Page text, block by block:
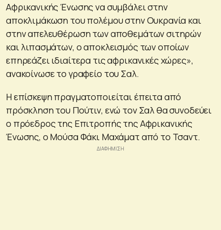
Αφρικανικής Ένωσης να συμβάλει στην
αποκλιμάκωση του πολέμου στην Ουκρανία και
στην απελευθέρωση των αποθεμάτων σιτηρών
και λιπασμάτων, ο αποκλεισμός των οποίων
επηρεάζει ιδιαίτερα τις αφρικανικές χώρες»,
ανακοίνωσε το γραφείο του Σαλ.
Η επίσκεψη πραγματοποιείται έπειτα από
πρόσκληση του Πούτιν, ενώ τον Σαλ θα συνοδεύει
ο πρόεδρος της Επιτροπής της Αφρικανικής
Ένωσης, ο Μούσα Φάκι Μαχάματ από το Τσαντ.